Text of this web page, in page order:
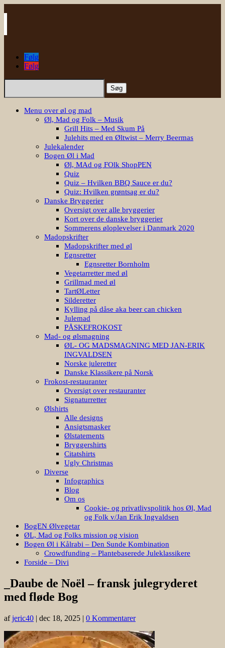
Følg
Følg
Søg
Menu over øl og mad
Øl, Mad og Folk – Musik
Grill Hits – Med Skum På
Julehits med en Øltwist – Merry Beermas
Julekalender
Bogen Øl i Mad
Øl, MAd og FOlk ShopPEN
Quiz
Quiz – Hvilken BBQ Sauce er du?
Quiz: Hvilken grøntsag er du?
Danske Bryggerier
Oversigt over alle bryggerier
Kort over de danske bryggerier
Sommerens øloplevelser i Danmark 2020
Madopskrifter
Madopskrifter med øl
Egnsretter
Egnsretter Bornholm
Vegetarretter med øl
Grillmad med øl
TartØLetter
Silderetter
Kylling på dåse aka beer can chicken
Julemad
PÅSKEFROKOST
Mad- og ølsmagning
ØL- OG MADSMAGNING MED JAN-ERIK
INGVALDSEN
Norske juleretter
Danske Klassikere på Norsk
Frokost-restauranter
Oversigt over restauranter
Signaturretter
Ølshirts
Alle designs
Ansigtsmasker
Ølstatements
Bryggershirts
Citatshirts
Ugly Christmas
Diverse
Infographics
Blog
Om os
Cookie- og privatlivspolitik hos Øl, Mad
og Folk v/Jan Erik Ingvaldsen
BogEN Ølvegetar
ØL, Mad og Folks mission og vision
Bogen Øl i Kålrabi – Den Sunde Kombination
Crowdfunding – Plantebaserede Juleklassikere
Forside – Divi
_Daube de Noël – fransk julegryderet
med fløde Bog
afjeric40 | dec 18, 2025 | 0 Kommentarer